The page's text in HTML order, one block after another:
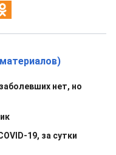
нет, но
19, за сутки